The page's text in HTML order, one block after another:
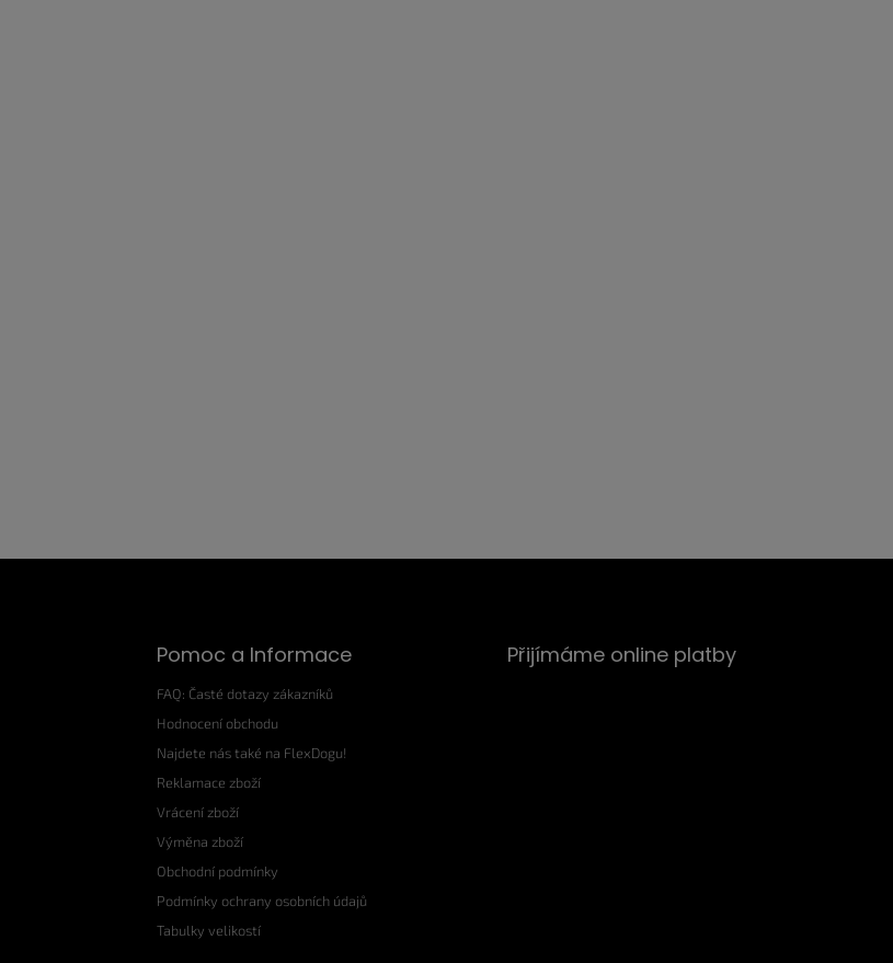
Pomoc a Informace
FAQ: Časté dotazy zákazníků
Hodnocení obchodu
Najdete nás také na FlexDogu!
Reklamace zboží
Vrácení zboží
Výměna zboží
Obchodní podmínky
Podmínky ochrany osobních údajů
Tabulky velikostí
Přijímáme online platby